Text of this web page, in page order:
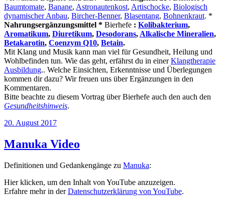
Baumtomate, Banane, Astronautenkost, Artischocke, Biologisch
dynamischer Anbau, Bircher-Benner, Blasentang, Bohnenkraut. *
Nahrungsergänzungsmittel * Bierhefe : Kolibakterium,
Aromatikum, Diuretikum, Desodorans, Alkalische Mineralien,
Betakarotin, Coenzym Q10, Betain.
Mit Klang und Musik kann man viel für Gesundheit, Heilung und
Wohlbefinden tun. Wie das geht, erfährst du in einerKlangtherapie
Ausbildung.. Welche Einsichten, Erkenntnisse und Überlegungen
kommen dir dazu? Wir freuen uns über Ergänzungen in den
Kommentaren.
Bitte beachte zu diesem Vortrag über Bierhefe auch den auch den
Gesundheitshinweis.
Veröffentlicht
20. August 2017
Manuka Video
Definitionen und Gedankengänge zu Manuka:
„Manuka“
von
YouTube
Hier klicken, um den Inhalt von YouTube anzuzeigen.
Erfahre mehr in derDatenschutzerklärung von YouTube.